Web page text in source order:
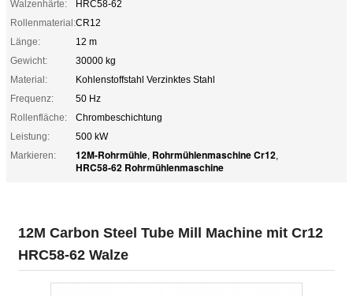
Walzenhärte:
HRC58-62
Rollenmaterial:CR12
Länge:
12 m
Gewicht:
30000 kg
Material:
Kohlenstoffstahl Verzinktes Stahl
Frequenz:
50 Hz
Rollenfläche:
Chrombeschichtung
Leistung:
500 kW
Markieren:
12M-Rohrmühle, Rohrmühlenmaschine Cr12,
HRC58-62 Rohrmühlenmaschine
12M Carbon Steel Tube Mill Machine mit Cr12
HRC58-62 Walze